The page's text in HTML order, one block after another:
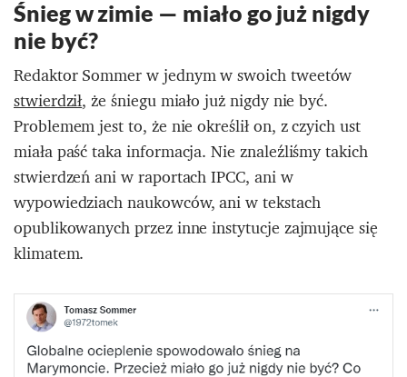
Śnieg w zimie — miało go już nigdy
nie być?
Redaktor Sommer w jednym w swoich tweetów
stwierdził, że śniegu miało już nigdy nie być.
Problemem jest to, że nie określił on, z czyich ust
miała paść taka informacja. Nie znaleźliśmy takich
stwierdzeń ani w raportach IPCC, ani w
wypowiedziach naukowców, ani w tekstach
opublikowanych przez inne instytucje zajmujące się
klimatem.